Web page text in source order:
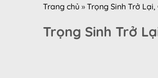
Trang chủ » Trọng Sinh Trở Lại,
Trọng Sinh Trở